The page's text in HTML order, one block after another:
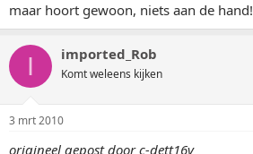
maar hoort gewoon, niets aan de hand!
I imported_Rob
Komt weleens kijken
3 mrt 2010
origineel gepost door c-dett16v